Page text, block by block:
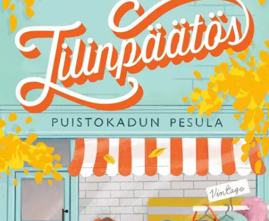
kirjanpitäjän Assin elämässä on kaikki hyvin – ainakin paperilla. On
avoliitto, lapsettoman ihmisen tasainen arki ja loppuun sisustettu
paritalon puolikas. Puistokadun pesulan ansiosta elämässä on myös
uudella tavalla värejä ja iloa. Silti Assilla on jatkuvasti olo, että
jotakin puuttuu. Kun lomautus tyhjentää Assin kalenterin, hän
päättää alkaa suorittaa vapaa-aikaansa ja hoitaa suvussa kesken
jääneen kuolinpesän tyhjennyksen.Jostain syystä oma äiti suhtautuu
kumman nihkeästi, kun Assi kaivautuu tavarakerrosten läpi kohti
vaiettuja asioita. Ennen pitkää Assi huomaa pyyhkivänsä pölyjä
paitsi vahoista kirjahyllyistä, myös oman elämänsä taitekohdista. Ja
kun talviretkeilytaitoja opettavan eräkurssin vetäjä herättää
ristiriitaisia tunteita, tiedossa on toisenlaista tuulettamista. Kun
viimeisetkin tunkkaiset verhot ja tahraiset tyynynpäälliset on
kannettu Puistokadun pesulalle ja projekti alkaa olla päätöksessään,
myös Assin on tehtävä päätös oman arkensa suhteen. Kuinka kauan
voi olla tyytyväinen siihen elämään, jossa ei ole onneton eikä
onnellinen vaan jotain haaleaa siltä väliltä? Tilinpäätös on
Puistokadun pesula -sarjan itsenäinen toinen osa. Sarjan avasi
Pyykkipäivä huhtikuussa 2025. Maija Kajanto on kirjailija ja
viestinnän ammattilainen. Tilinpäätös on hänen yhdestoista kirjansa.